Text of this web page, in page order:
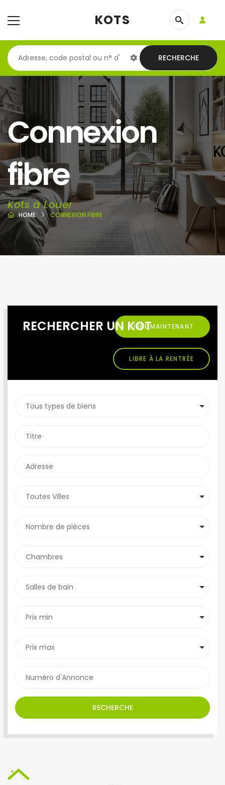
KOTS
RECHERCHE
Connexion
fibre
Kots à Louer
HOME CONNEXION FIBRE
RECHERCHER UN KOTLIBRE MAINTENANT
LIBRE À LA RENTRÉE
RECHERCHE